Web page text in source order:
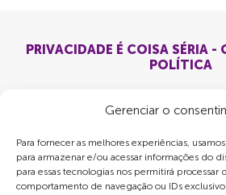
Gerenciar o
Para fornecer as melhores experiências,
para armazenar e/ou acessar informações do
para essas tecnologias nos permitirá processar
comportamento de navegação ou IDs
PRIVACIDADE É COISA SÉRIA -
POLÍTICA